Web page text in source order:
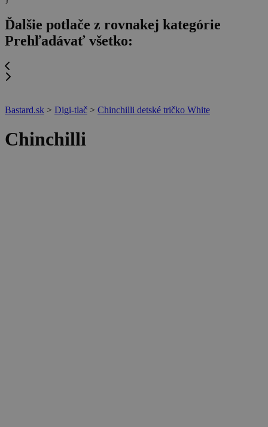
Ďalšie potlače z rovnakej kategórie
Prehľadávať všetko:
Bastard.sk > Digi-tlač > Chinchilli detské tričko White
Chinchilli